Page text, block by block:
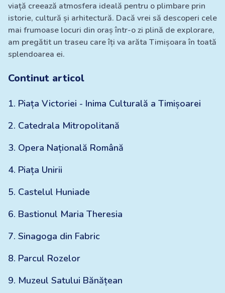
viață creează atmosfera ideală pentru o plimbare prin
istorie, cultură și arhitectură. Dacă vrei să descoperi cele
mai frumoase locuri din oraș într-o zi plină de explorare,
am pregătit un traseu care îți va arăta Timișoara în toată
splendoarea ei.
Continut articol
1. Piața Victoriei - Inima Culturală a Timișoarei
2. Catedrala Mitropolitană
3. Opera Națională Română
4. Piața Unirii
5. Castelul Huniade
6. Bastionul Maria Theresia
7. Sinagoga din Fabric
8. Parcul Rozelor
9. Muzeul Satului Bănățean